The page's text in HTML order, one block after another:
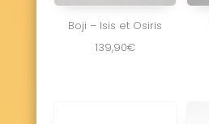
Boji – Isis et Osiris
139,90€